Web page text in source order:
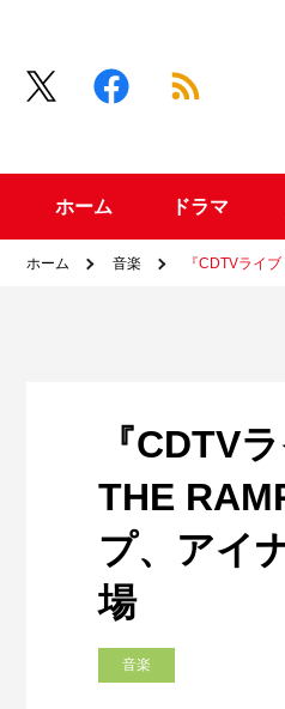
ホーム ドラマ
ホーム 音楽 『CDTVライ
『CDTV
THE
プ、アイ
場
音楽